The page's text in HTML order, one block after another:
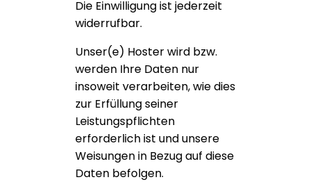
Die Einwilligung ist jederzeit
widerrufbar.
Unser(e) Hoster wird bzw.
werden Ihre Daten nur
insoweit verarbeiten, wie dies
zur Erfüllung seiner
Leistungspflichten
erforderlich ist und unsere
Weisungen in Bezug auf diese
Daten befolgen.